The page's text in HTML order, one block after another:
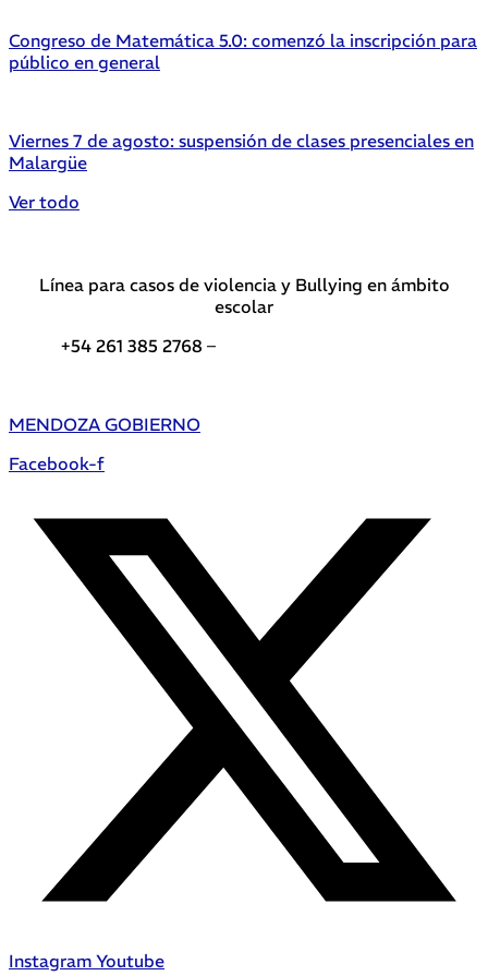
Congreso de Matemática 5.0: comenzó la inscripción para
público en general
Viernes 7 de agosto: suspensión de clases presenciales en
Malargüe
Ver todo
Línea para casos de violencia y Bullying en ámbito
escolar
+54 261 385 2768 –
MENDOZA GOBIERNO
Facebook-f
Instagram Youtube